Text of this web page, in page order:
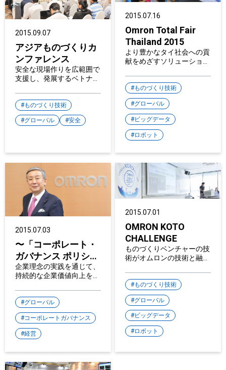
2015.09.07
アジアものづくりカ
ンファレンス
安全な現場作りを広範囲で
支援し、発展するベトナム
2015ベトナムにて講演～
ものづくり技術
グローバル 安全
2015.07.16
Omron Total Fair
Thailand 2015
より豊かなタイ社会への貢
献をめざすソリューション
コクで開始～
ものづくり技術
グローバル
ビッグデータ
ロボット
2015.07.03
〜「コーポレート・
ガバナンス ポリシ
ー」を制定〜
企業理念の実践を通じて、
持続的な企業価値向上を目
グローバル
コーポレートガバナンス
経営
2015.07.01
OMRON KOTO
CHALLENGE
ものづくりベンチャーの技
術がオムロンの技術と融合
CHALLENGE」Demo Dayを
開催
ものづくり技術
グローバル
ビッグデータ
ロボット